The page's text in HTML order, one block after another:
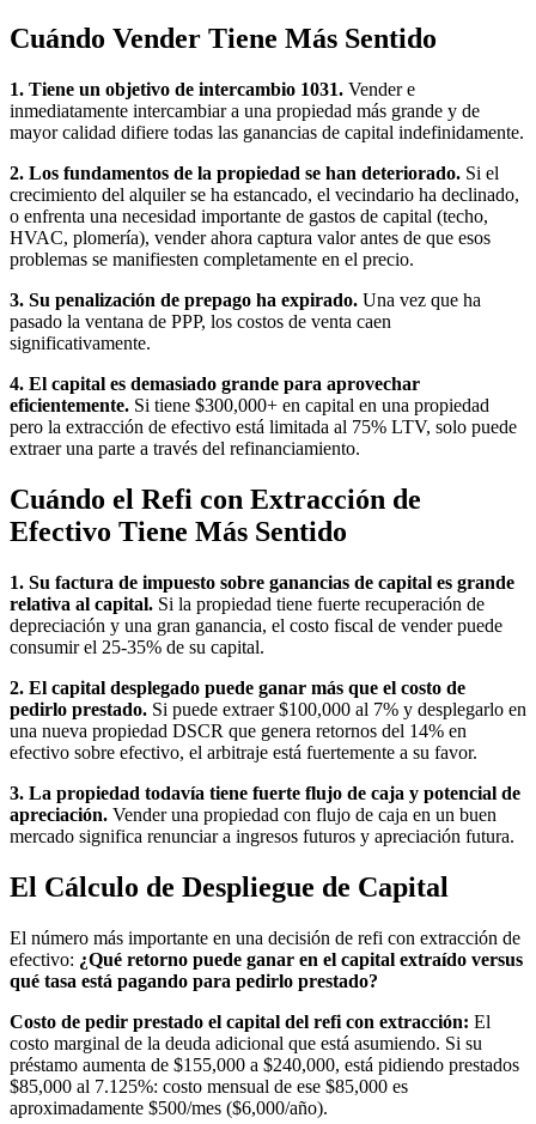
Cuándo Vender Tiene Más Sentido
1. Tiene un objetivo de intercambio 1031. Vender e
inmediatamente intercambiar a una propiedad más grande y de
mayor calidad difiere todas las ganancias de capital indefinidamente.
2. Los fundamentos de la propiedad se han deteriorado. Si el
crecimiento del alquiler se ha estancado, el vecindario ha declinado,
o enfrenta una necesidad importante de gastos de capital (techo,
HVAC, plomería), vender ahora captura valor antes de que esos
problemas se manifiesten completamente en el precio.
3. Su penalización de prepago ha expirado. Una vez que ha
pasado la ventana de PPP, los costos de venta caen
significativamente.
4. El capital es demasiado grande para aprovechar
eficientemente. Si tiene $300,000+ en capital en una propiedad
pero la extracción de efectivo está limitada al 75% LTV, solo puede
extraer una parte a través del refinanciamiento.
Cuándo el Refi con Extracción de
Efectivo Tiene Más Sentido
1. Su factura de impuesto sobre ganancias de capital es grande
relativa al capital. Si la propiedad tiene fuerte recuperación de
depreciación y una gran ganancia, el costo fiscal de vender puede
consumir el 25-35% de su capital.
2. El capital desplegado puede ganar más que el costo de
pedirlo prestado. Si puede extraer $100,000 al 7% y desplegarlo en
una nueva propiedad DSCR que genera retornos del 14% en
efectivo sobre efectivo, el arbitraje está fuertemente a su favor.
3. La propiedad todavía tiene fuerte flujo de caja y potencial de
apreciación. Vender una propiedad con flujo de caja en un buen
mercado significa renunciar a ingresos futuros y apreciación futura.
El Cálculo de Despliegue de Capital
El número más importante en una decisión de refi con extracción de
efectivo: ¿Qué retorno puede ganar en el capital extraído versus
qué tasa está pagando para pedirlo prestado?
Costo de pedir prestado el capital del refi con extracción: El
costo marginal de la deuda adicional que está asumiendo. Si su
préstamo aumenta de $155,000 a $240,000, está pidiendo prestados
$85,000 al 7.125%: costo mensual de ese $85,000 es
aproximadamente $500/mes ($6,000/año).